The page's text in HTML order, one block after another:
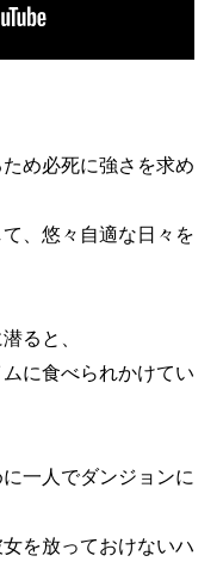
め必死に強さを求め
、悠々自適な日々を
ると、
に食べられかけてい
一人でダンジョンに
を放っておけないハ